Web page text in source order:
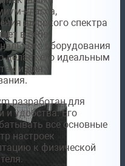
класса,
широкого спектра
в себе
оборудования
делает его идеальным
и для
разработан для
удобства. Его
все основные
настроек
к физической